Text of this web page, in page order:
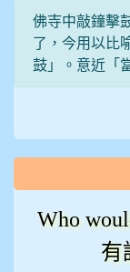
佛寺中敲鐘擊
了，今用以比
鼓」。意近「
Who
有